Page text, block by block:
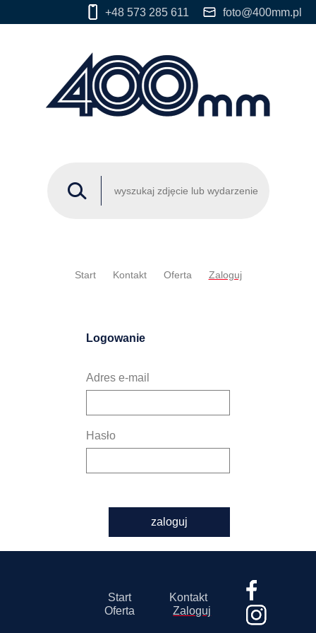
+48 573 285 611 foto@400mm.pl
Start Kontakt Oferta Zaloguj
Logowanie
Adres e-mail
Hasło
zaloguj
Start
Kontakt
Oferta
Zaloguj